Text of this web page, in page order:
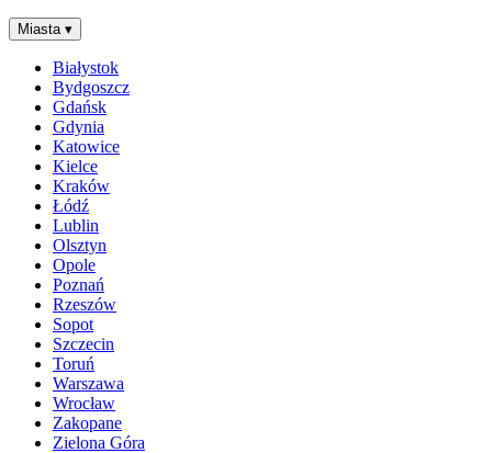
Miasta ▾
Białystok
Bydgoszcz
Gdańsk
Gdynia
Katowice
Kielce
Kraków
Łódź
Lublin
Olsztyn
Opole
Poznań
Rzeszów
Sopot
Szczecin
Toruń
Warszawa
Wrocław
Zakopane
Zielona Góra